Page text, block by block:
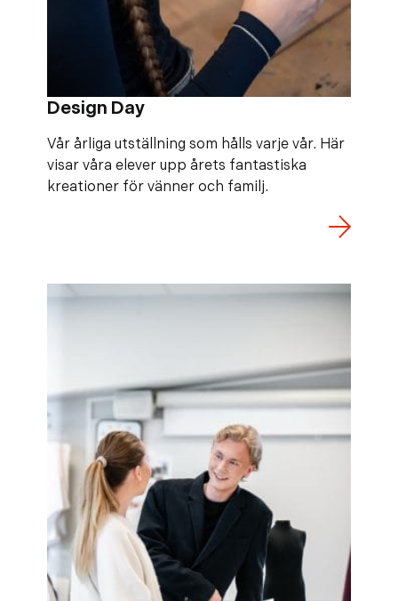
Design Day
Vår årliga utställning som hålls varje vår. Här
visar våra elever upp årets fantastiska
kreationer för vänner och familj.